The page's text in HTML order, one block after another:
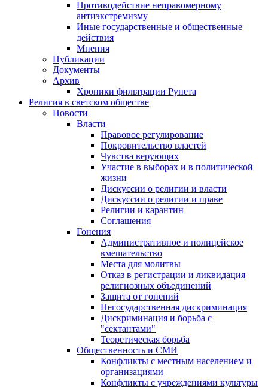
Противодействие неправомерному
антиэкстремизму
Иные государственные и общественные
действия
Мнения
Публикации
Документы
Архив
Хроники фильтрации Рунета
Религия в светском обществе
Новости
Власти
Правовое регулирование
Покровительство властей
Чувства верующих
Участие в выборах и в политической
жизни
Дискуссии о религии и власти
Дискуссии о религии и праве
Религии и карантин
Соглашения
Гонения
Административное и полицейское
вмешательство
Места для молитвы
Отказ в регистрации и ликвидация
религиозных объединений
Защита от гонений
Негосударственная дискриминация
Дискриминация и борьба с
"сектантами"
Теоретическая борьба
Общественность и СМИ
Конфликты с местным населением и
организациями
Конфликты с учреждениями культуры